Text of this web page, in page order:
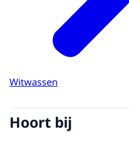
Witwassen
Hoort bij